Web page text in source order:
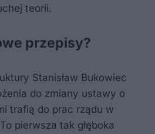
teorii.
przepisy?
Stanisław Bukowiec
do zmiany ustawy o
trafią do prac rządu w
pierwsza tak głęboka